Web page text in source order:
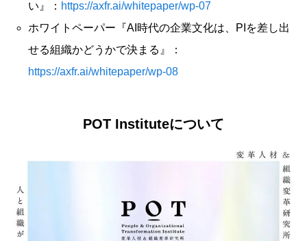
い』： https://axfr.ai/whitepaper/wp-07
ホワイトペーパー『AI時代の企業文化は、PIを差し出
せる組織かどうかで決まる』：
https://axfr.ai/whitepaper/wp-08
POT Instituteについて